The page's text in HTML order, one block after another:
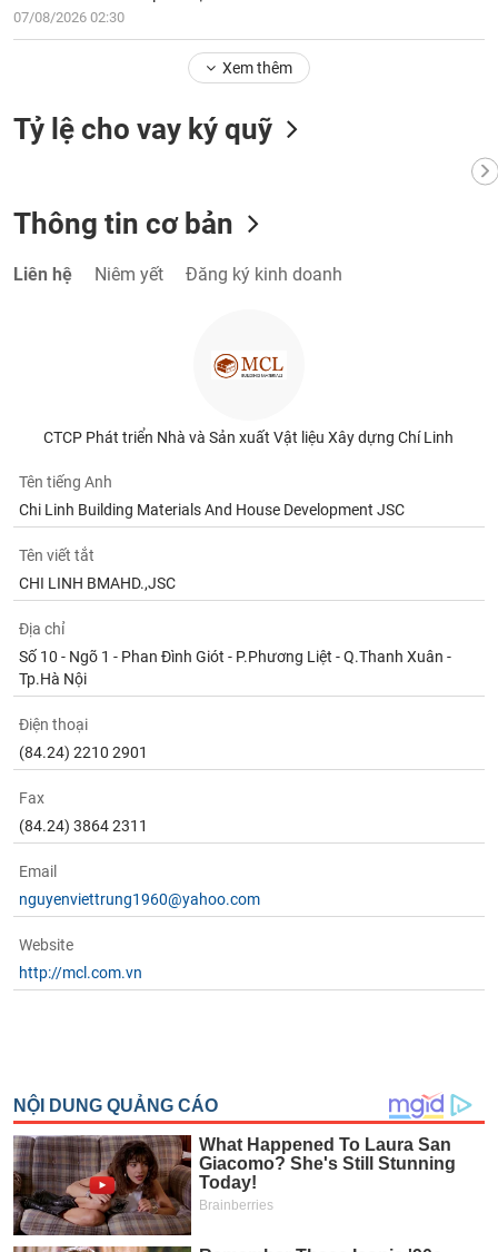
07/08/2026 02:30
Xem thêm
Tỷ lệ cho vay ký quỹ
Thông tin cơ bản
Liên hệ Niêm yết Đăng ký kinh doanh
CTCP Phát triển Nhà và Sản xuất Vật liệu Xây dựng Chí Linh
Tên tiếng Anh
Chi Linh Building Materials And House Development JSC
Tên viết tắt
CHI LINH BMAHD.,JSC
Địa chỉ
Số 10 - Ngõ 1 - Phan Đình Giót - P.Phương Liệt - Q.Thanh Xuân -
Tp.Hà Nội
Điện thoại
(84.24) 2210 2901
Fax
(84.24) 3864 2311
Email
nguyenviettrung1960@yahoo.com
Website
http://mcl.com.vn